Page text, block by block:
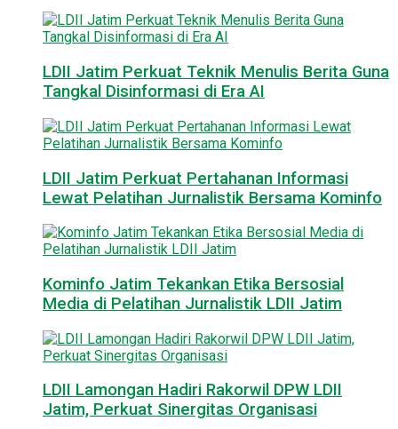
LDII Jatim Perkuat Teknik Menulis Berita Guna
Tangkal Disinformasi di Era AI
LDII Jatim Perkuat Pertahanan Informasi
Lewat Pelatihan Jurnalistik Bersama Kominfo
Kominfo Jatim Tekankan Etika Bersosial
Media di Pelatihan Jurnalistik LDII Jatim
LDII Lamongan Hadiri Rakorwil DPW LDII
Jatim, Perkuat Sinergitas Organisasi